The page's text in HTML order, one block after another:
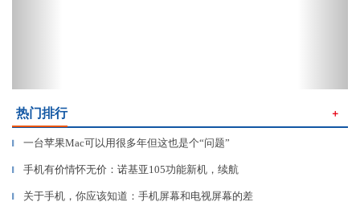
热门排行 ＋
▎ 一台苹果Mac可以用很多年但这也是个“问题”
▎ 手机有价情怀无价：诺基亚105功能新机，续航
▎ 关于手机，你应该知道：手机屏幕和电视屏幕的差